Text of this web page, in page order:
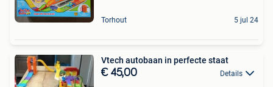
Torhout 5 jul 24
Vtech autobaan in perfecte staat
€ 45,00 Details